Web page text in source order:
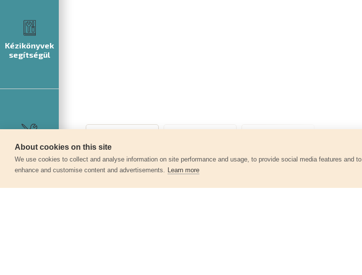
Kézikönyvek
segítségül
Szerviz
About cookies on this site
We use cookies to collect and analyse information on site performance and usage, to provide social media features and to
enhance and customise content and advertisements. Learn more